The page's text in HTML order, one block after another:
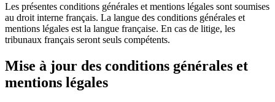
Les présentes conditions générales et mentions légales sont soumises
au droit interne français. La langue des conditions générales et
mentions légales est la langue française. En cas de litige, les
tribunaux français seront seuls compétents.
Mise à jour des conditions générales et
mentions légales